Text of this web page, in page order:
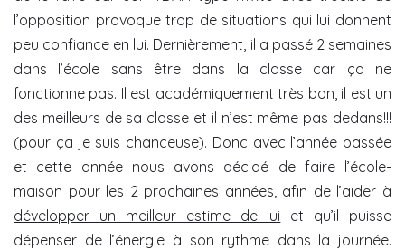
l’opposition provoque trop de situations qui lui donnent
peu confiance en lui. Dernièrement, il a passé 2 semaines
dans l’école sans être dans la classe car ça ne
fonctionne pas. Il est académiquement très bon, il est un
des meilleurs de sa classe et il n’est même pas dedans!!!
(pour ça je suis chanceuse). Donc avec l’année passée
et cette année nous avons décidé de faire l’école-
maison pour les 2 prochaines années, afin de l’aider à
développer un meilleur estime de lui et qu’il puisse
dépenser de l’énergie à son rythme dans la journée.